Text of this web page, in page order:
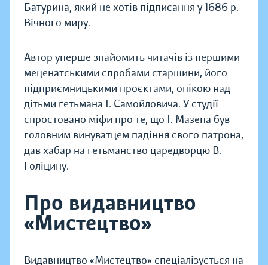
Батурина, який не хотів підписання у 1686 р.
Вічного миру.
Автор уперше знайомить читачів із першими
меценатськими спробами старшини, його
підприємницькими проєктами, опікою над
дітьми гетьмана І. Самойловича. У студії
спростовано міфи про те, що І. Мазепа був
головним винуватцем падіння свого патрона,
дав хабар на гетьманство царедворцю В.
Голіцину.
Про видавництво
«Мистецтво»
Видавництво «Мистецтво» спеціалізується на